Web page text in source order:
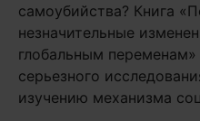
самоубийства? Книга
незначительные
глобальным переменам»
серьезного
изучению механизма